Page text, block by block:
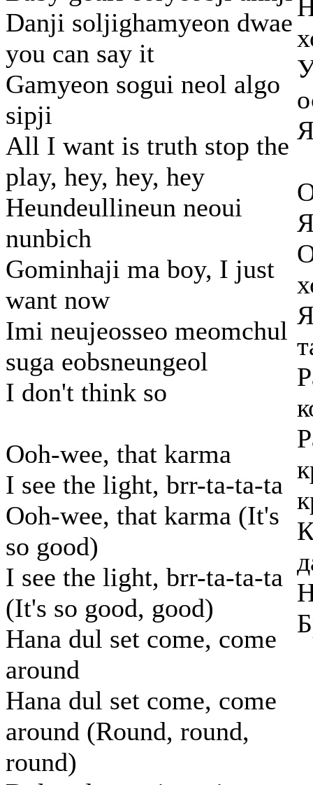
Danji soljighamyeon dwae
you can say it
Gamyeon sogui neol algo
sipji
All I want is truth stop the
play, hey, hey, hey
Heundeullineun neoui
nunbich
Gominhaji ma boy, I just
want now
Imi neujeosseo meomchul
suga eobsneungeol
I don't think so
Ooh-wee, that karma
I see the light, brr-ta-ta-ta
Ooh-wee, that karma (It's
so good)
I see the light, brr-ta-ta-ta
(It's so good, good)
Hana dul set come, come
around
Hana dul set come, come
around (Round, round,
round)